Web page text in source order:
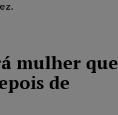
mulher que
de